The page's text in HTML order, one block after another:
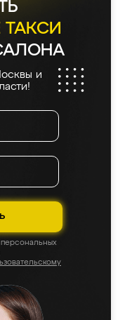
ТАКСИ
и